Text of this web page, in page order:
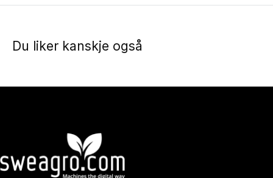
Du liker kanskje også